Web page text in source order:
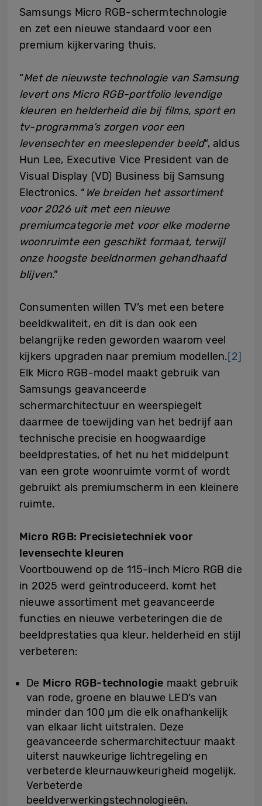
Samsungs Micro RGB-schermtechnologie
en zet een nieuwe standaard voor een
premium kijkervaring thuis.
“Met de nieuwste technologie van Samsung
levert ons Micro RGB-portfolio levendige
kleuren en helderheid die bij films, sport en
tv-programma’s zorgen voor een
levensechter en meeslepender beeld“, aldus
Hun Lee, Executive Vice President van de
Visual Display (VD) Business bij Samsung
Electronics. “ We breiden het assortiment
voor 2026 uit met een nieuwe
premiumcategorie met voor elke moderne
woonruimte een geschikt formaat, terwijl
onze hoogste beeldnormen gehandhaafd
blijven.”
Consumenten willen TV’s met een betere
beeldkwaliteit, en dit is dan ook een
belangrijke reden geworden waarom veel
kijkers upgraden naar premium modellen.[2]
Elk Micro RGB-model maakt gebruik van
Samsungs geavanceerde
schermarchitectuur en weerspiegelt
daarmee de toewijding van het bedrijf aan
technische precisie en hoogwaardige
beeldprestaties, of het nu het middelpunt
van een grote woonruimte vormt of wordt
gebruikt als premiumscherm in een kleinere
ruimte.
Micro RGB: Precisietechniek voor
levensechte kleuren
Voortbouwend op de 115-inch Micro RGB die
in 2025 werd geïntroduceerd, komt het
nieuwe assortiment met geavanceerde
functies en nieuwe verbeteringen die de
beeldprestaties qua kleur, helderheid en stijl
verbeteren:
De Micro RGB-technologie maakt gebruik
van rode, groene en blauwe LED’s van
minder dan 100 µm die elk onafhankelijk
van elkaar licht uitstralen. Deze
geavanceerde schermarchitectuur maakt
uiterst nauwkeurige lichtregeling en
verbeterde kleurnauwkeurigheid mogelijk.
Verbeterde
beeldverwerkingstechnologieën,